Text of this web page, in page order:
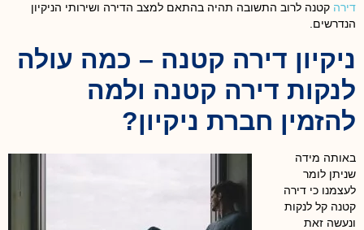
דירה קטנה לרוב התשובה תהיה בהתאם למצב הדירה ושירותי הניקיון
הנדרשים.
ניקיון דירה קטנה – כמה עולה
לנקות דירה קטנה ולמה
להזמין חברת ניקיון?
באותה מידה
שניתן לומר
לעצמנו כי דירה
קטנה קל לנקות
ונעשה זאת